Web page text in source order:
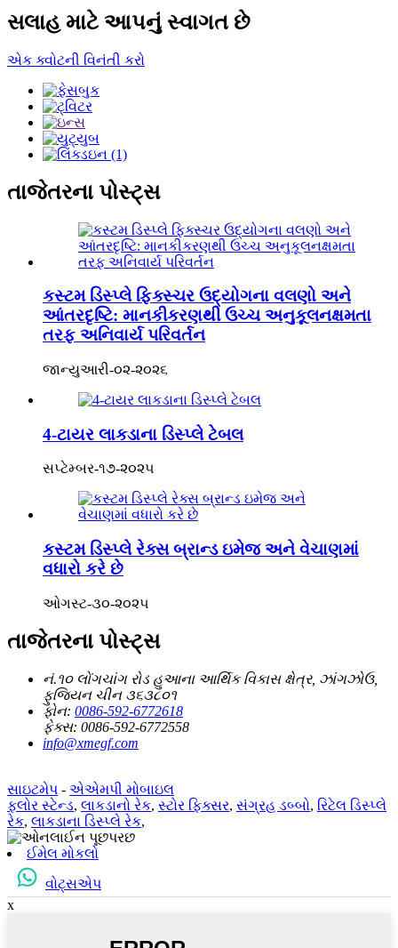
સલાહ માટે આપનું સ્વાગત છે
એક ક્વોટની વિનંતી કરો
તાજેતરના પોસ્ટ્સ
કસ્ટમ ડિસ્પ્લે ફિક્સ્ચર ઉદ્યોગના વલણો અને
આંતરદૃષ્ટિ: માનકીકરણથી ઉચ્ચ અનુકૂલનક્ષમતા
તરફ અનિવાર્ય પરિવર્તન
જાન્યુઆરી-૦૨-૨૦૨૬
4-ટાયર લાકડાના ડિસ્પ્લે ટેબલ
સપ્ટેમ્બર-૧૭-૨૦૨૫
કસ્ટમ ડિસ્પ્લે રેક્સ બ્રાન્ડ ઇમેજ અને વેચાણમાં
વધારો કરે છે
ઓગસ્ટ-૩૦-૨૦૨૫
તાજેતરના પોસ્ટ્સ
નં.૧૦ લોંગચાંગ રોડ હુઆના આર્થિક વિકાસ ક્ષેત્ર, ઝાંગઝોઉ,
ફુજિયન ચીન ૩૬૩૮૦૧
ફોન: 0086-592-6772618
ફેક્સ: 0086-592-6772558
info@xmegf.com
સાઇટમેપ - એએમપી મોબાઇલ
ફ્લોર સ્ટેન્ડ, લાકડાનો રેક, સ્ટોર ફિક્સર, સંગ્રહ ડબ્બો, રિટેલ ડિસ્પ્લે
રેક, લાકડાના ડિસ્પ્લે રેક,
ઈમેલ મોકલો
વોટ્સએપ
x